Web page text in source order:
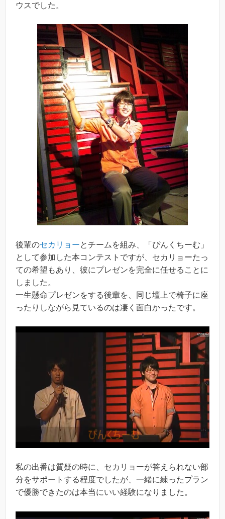
ウスでした。
後輩のセカリョーとチームを組み、「ぴんくちーむ」
として参加した本コンテストですが、セカリョーたっ
ての希望もあり、彼にプレゼンを完全に任せることに
しました。
一生懸命プレゼンをする後輩を、同じ壇上で椅子に座
ったりしながら見ているのは凄く面白かったです。
私の出番は質疑の時に、セカリョーが答えられない部
分をサポートする程度でしたが、一緒に練ったプラン
で優勝できたのは本当にいい経験になりました。